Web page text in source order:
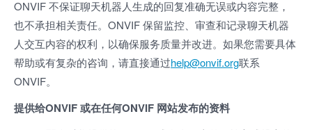
ONVIF 不保证聊天机器人生成的回复准确无误或内容完整，
也不承担相关责任。ONVIF 保留监控、审查和记录聊天机器
人交互内容的权利，以确保服务质量并改进。如果您需要具体
帮助或有复杂的咨询，请直接通过help@onvif.org联系
ONVIF。
提供给ONVIF 或在任何ONVIF 网站发布的资料